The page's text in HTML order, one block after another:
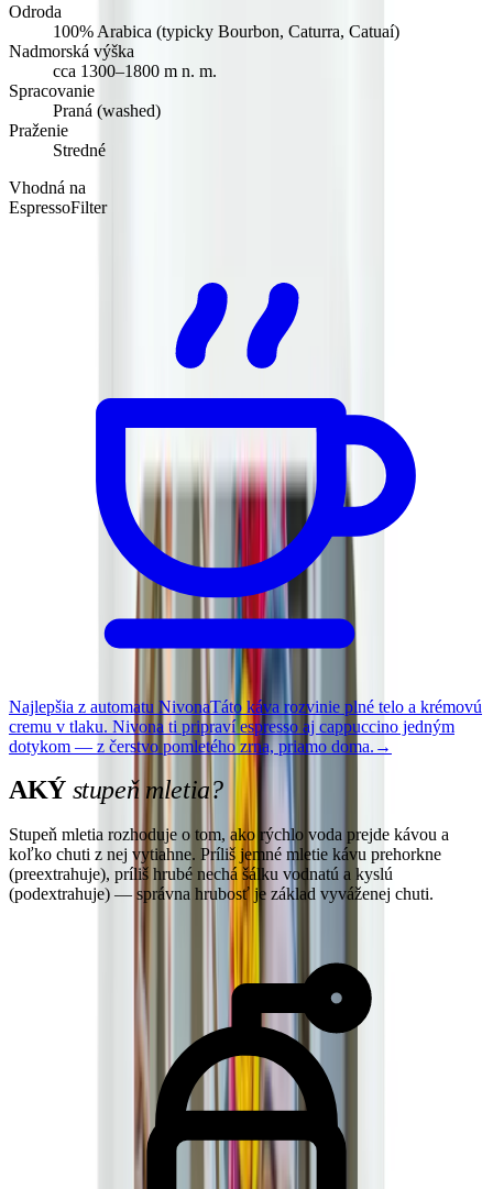
Odroda
100% Arabica (typicky Bourbon, Caturra, Catuaí)
Nadmorská výška
cca 1300–1800 m n. m.
Spracovanie
Praná (washed)
Praženie
Stredné
Vhodná na
EspressoFilter
Najlepšia z automatu NivonaTáto káva rozvinie plné telo a krémovú
cremu v tlaku. Nivona ti pripraví espresso aj cappuccino jedným
dotykom — z čerstvo pomletého zrna, priamo doma. →
AKÝ stupeň mletia?
Stupeň mletia rozhoduje o tom, ako rýchlo voda prejde kávou a
koľko chuti z nej vytiahne. Príliš jemné mletie kávu prehorkne
(preextrahuje), príliš hrubé nechá šálku vodnatú a kyslú
(podextrahuje) — správna hrubosť je základ vyváženej chuti.